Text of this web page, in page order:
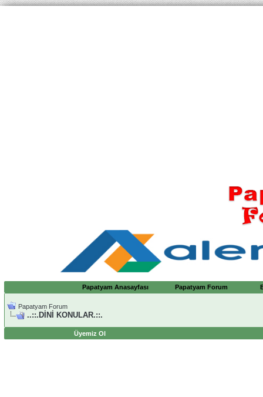
Papatyam Anasayfası Papatyam Forum
Papatyam Forum
..::.DİNİ KONULAR.::.
Üyemiz Ol